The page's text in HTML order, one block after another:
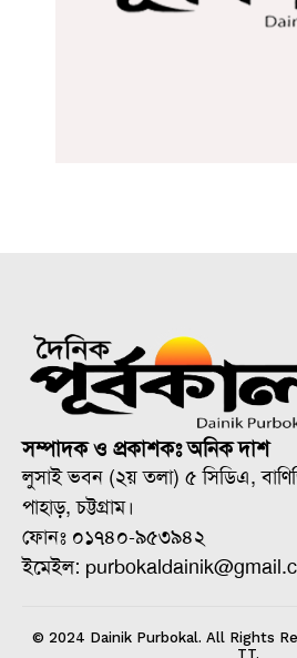
সম্পাদক ও প্রকাশকঃ অনিক দাশ
লুসাই ভবন (২য় তলা) ৫ সিডিএ,
পাহাড়, চট্টগ্রাম।
ফোনঃ ০১৭৪০-৯৫৩৯৪২
ইমেইল:
© 2024 Dainik Purbokal. All Rights
TT.